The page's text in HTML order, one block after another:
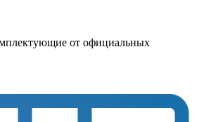
от официальных